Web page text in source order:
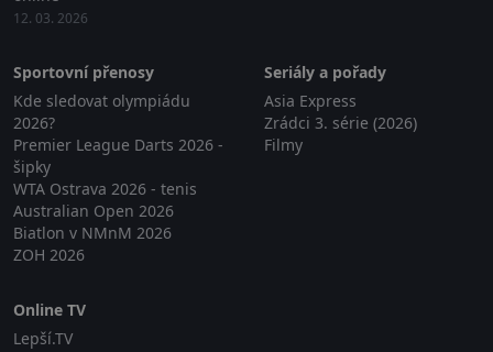
12. 03. 2026
Sportovní přenosy
Kde sledovat olympiádu
2026?
Premier League Darts 2026 -
šipky
WTA Ostrava 2026 - tenis
Australian Open 2026
Biatlon v NMnM 2026
ZOH 2026
Seriály a pořady
Asia Express
Zrádci 3. série (2026)
Filmy
Online TV
Lepší.TV